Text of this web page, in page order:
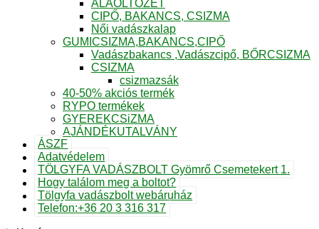
ALÁÖLTÖZET
CIPŐ, BAKANCS, CSIZMA
Női vadászkalap
GUMICSIZMA,BAKANCS,CIPŐ
Vadászbakancs ,Vadászcipő, BŐRCSIZMA
CSIZMA
csizmazsák
40-50% akciós termék
RYPO termékek
GYEREKCSiZMA
AJÁNDÉKUTALVÁNY
ÁSZF
Adatvédelem
TÖLGYFA VADÁSZBOLT Gyömrő Csemetekert 1.
Hogy találom meg a boltot?
Tölgyfa vadászbolt webáruház
Telefon:+36 20 3 316 317